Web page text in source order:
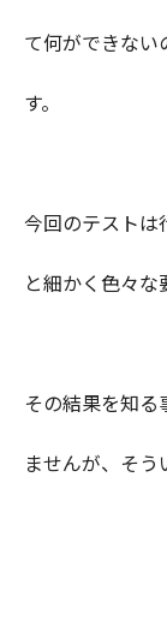
て何ができない
す。
今回のテストは
と細かく色々な
その結果を知る
ませんが、そう